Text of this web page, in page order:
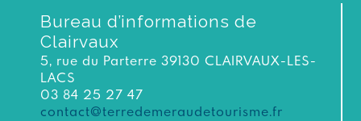
Bureau d’informations de
Clairvaux
5, rue du Parterre 39130 CLAIRVAUX-LES-
LACS
03 84 25 27 47
contact@terredemeraudetourisme.fr